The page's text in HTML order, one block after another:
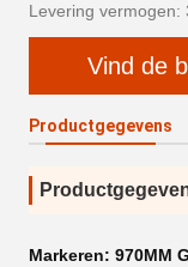
Levering vermogen:
Vind de
Productgegevens
Markeren: 970MM